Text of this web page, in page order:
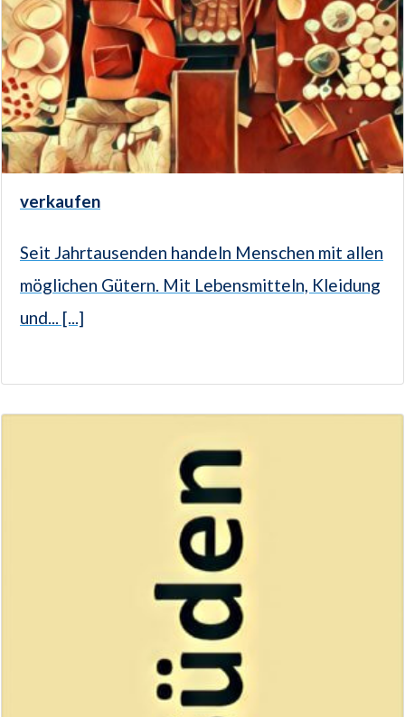
verkaufen
Seit Jahrtausenden handeln Menschen mit allen
möglichen Gütern. Mit Lebensmitteln, Kleidung
und... [...]